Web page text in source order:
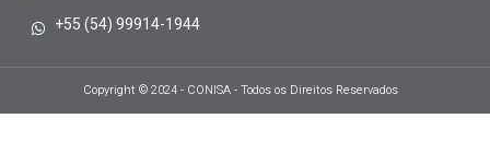
+55 (54) 99914-1944
Copyright © 2024 - CONISA - Todos os Direitos Reservados